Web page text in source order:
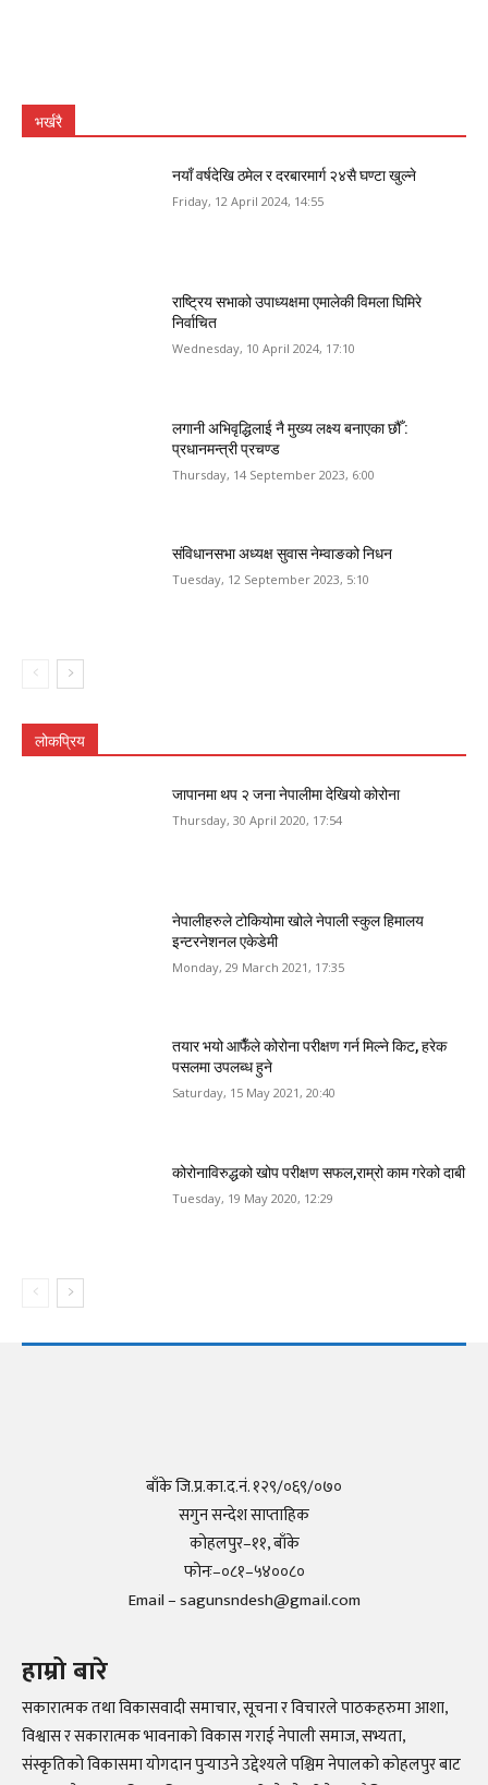
भर्खरै
नयाँ वर्षदेखि ठमेल र दरबारमार्ग २४सै घण्टा खुल्ने
Friday, 12 April 2024, 14:55
राष्ट्रिय सभाको उपाध्यक्षमा एमालेकी विमला घिमिरे
निर्वाचित
Wednesday, 10 April 2024, 17:10
लगानी अभिवृद्धिलाई नै मुख्य लक्ष्य बनाएका छौँ :
प्रधानमन्त्री प्रचण्ड
Thursday, 14 September 2023, 6:00
संविधानसभा अध्यक्ष सुवास नेम्वाङको निधन
Tuesday, 12 September 2023, 5:10
लोकप्रिय
जापानमा थप २ जना नेपालीमा देखियो कोरोना
Thursday, 30 April 2020, 17:54
नेपालीहरुले टोकियोमा खोले नेपाली स्कुल हिमालय
इन्टरनेशनल एकेडेमी
Monday, 29 March 2021, 17:35
तयार भयो आफैँले कोरोना परीक्षण गर्न मिल्ने किट, हरेक
पसलमा उपलब्ध हुने
Saturday, 15 May 2021, 20:40
कोरोनाविरुद्धको खोप परीक्षण सफल,राम्रो काम गरेको दाबी
Tuesday, 19 May 2020, 12:29
बाँके जि.प्र.का.द.नं. १२९/०६९/०७०
सगुन सन्देश साप्ताहिक
कोहलपुर–११, बाँके
फोनः–०८१–५४००८०
Email – sagunsndesh@gmail.com
हाम्रो बारे
सकारात्मक तथा विकासवादी समाचार, सूचना र विचारले पाठकहरुमा आशा,
विश्वास र सकारात्मक भावनाको विकास गराई नेपाली समाज, सभ्यता,
संस्कृतिको विकासमा योगदान पुर्‍याउने उद्देश्यले पश्चिम नेपालको कोहलपुर बाट